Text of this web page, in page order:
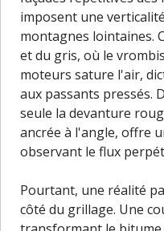
imposent une
montagnes lointaines.
et du gris, où le
moteurs sature l'air,
aux passants pressés.
seule la devanture
ancrée à l'angle, offre
observant le flux
Pourtant, une réalité
côté du grillage. Une